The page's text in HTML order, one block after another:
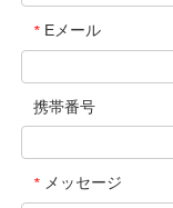
* Eメール
携帯番号
* メッセージ